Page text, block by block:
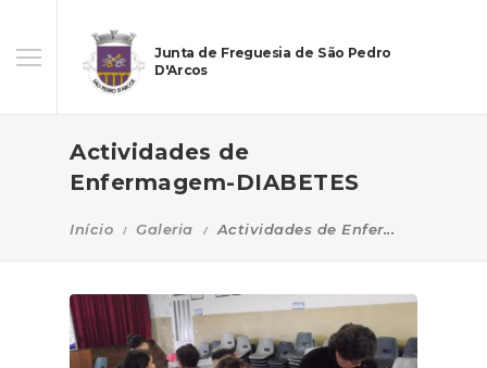
Junta de Freguesia de São Pedro
D'Arcos
Actividades de
Enfermagem-DIABETES
Início Galeria Actividades de Enfer...